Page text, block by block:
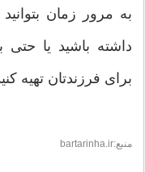
به مرور زمان
داشته باشید یا
برای فرزندتان تهیه
منبع:bartarinha.ir